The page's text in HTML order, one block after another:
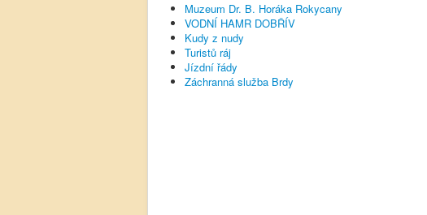
Muzeum Dr. B. Horáka Rokycany
VODNÍ HAMR DOBŘÍV
Kudy z nudy
Turistů ráj
Jízdní řády
Záchranná služba Brdy